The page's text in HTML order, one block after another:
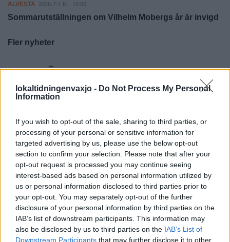
lokaltidningenvaxjo - Do Not Process My Personal
Information
If you wish to opt-out of the sale, sharing to third parties, or
processing of your personal or sensitive information for
targeted advertising by us, please use the below opt-out
section to confirm your selection. Please note that after your
opt-out request is processed you may continue seeing
interest-based ads based on personal information utilized by
us or personal information disclosed to third parties prior to
your opt-out. You may separately opt-out of the further
disclosure of your personal information by third parties on the
IAB’s list of downstream participants. This information may
also be disclosed by us to third parties on the IAB’s List of
Downstream Participants that may further disclose it to other
ALVESTA 2026-7-1 KL. 16:56
Sommarutställningen om Vilhelm Mobergs år är invigd
Fler nyheter
MEST LÄSTA ALVESTA
ALVESTA 2026-8-7 KL. 12:00
Fler nyheter
PÅ STARTSIDAN JUST NU